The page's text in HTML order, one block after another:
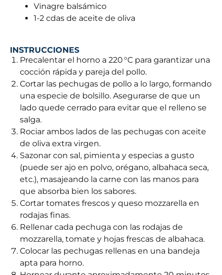
Vinagre balsámico
1-2 cdas de aceite de oliva
INSTRUCCIONES
Precalentar el horno a 220 °C para garantizar una
cocción rápida y pareja del pollo.
Cortar las pechugas de pollo a lo largo, formando
una especie de bolsillo. Asegurarse de que un
lado quede cerrado para evitar que el relleno se
salga.
Rociar ambos lados de las pechugas con aceite
de oliva extra virgen.
Sazonar con sal, pimienta y especias a gusto
(puede ser ajo en polvo, orégano, albahaca seca,
etc.), masajeando la carne con las manos para
que absorba bien los sabores.
Cortar tomates frescos y queso mozzarella en
rodajas finas.
Rellenar cada pechuga con las rodajas de
mozzarella, tomate y hojas frescas de albahaca.
Colocar las pechugas rellenas en una bandeja
apta para horno.